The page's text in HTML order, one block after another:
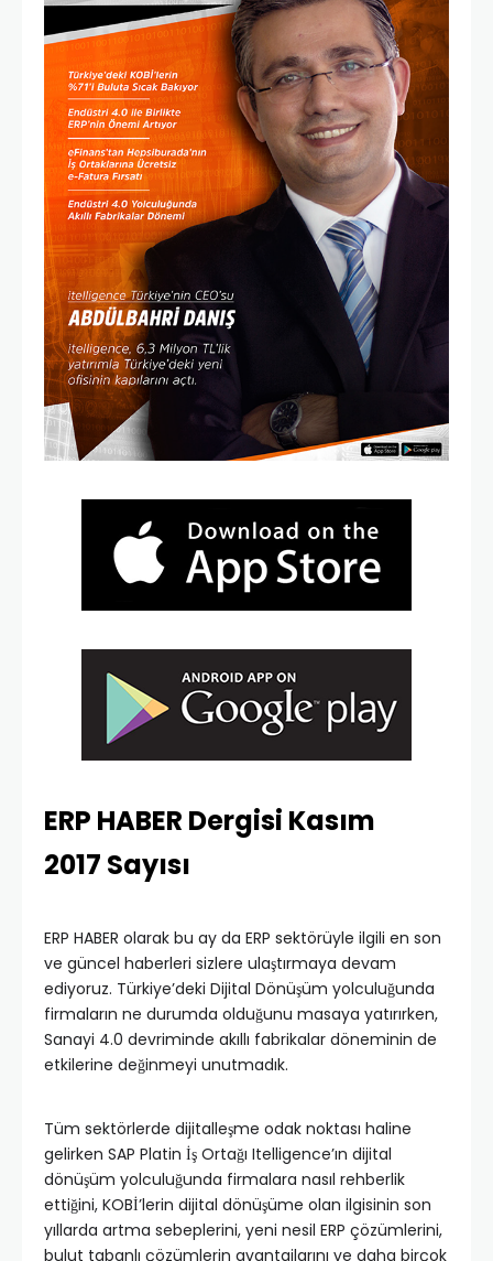
ERP HABER Dergisi Kasım
2017 Sayısı
ERP HABER olarak bu ay da ERP sektörüyle ilgili en son
ve güncel haberleri sizlere ulaştırmaya devam
ediyoruz. Türkiye’deki Dijital Dönüşüm yolculuğunda
firmaların ne durumda olduğunu masaya yatırırken,
Sanayi 4.0 devriminde akıllı fabrikalar döneminin de
etkilerine değinmeyi unutmadık.
Tüm sektörlerde dijitalleşme odak noktası haline
gelirken SAP Platin İş Ortağı Itelligence’ın dijital
dönüşüm yolculuğunda firmalara nasıl rehberlik
ettiğini, KOBİ’lerin dijital dönüşüme olan ilgisinin son
yıllarda artma sebeplerini, yeni nesil ERP çözümlerini,
bulut tabanlı çözümlerin avantajlarını ve daha birçok